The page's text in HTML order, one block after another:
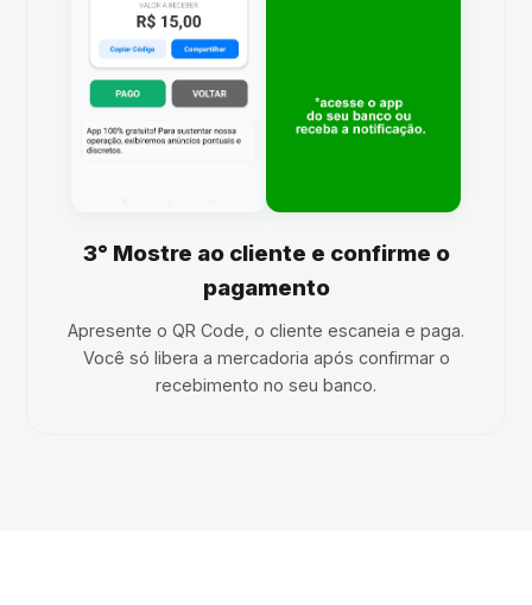
3° Mostre ao cliente e confirme o
pagamento
Apresente o QR Code, o cliente escaneia e paga.
Você só libera a mercadoria após confirmar o
recebimento no seu banco.